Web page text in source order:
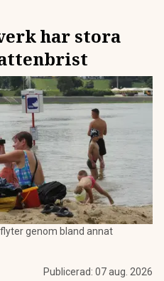
har stora
genom bland annat
Publicerad: 07 aug. 2026